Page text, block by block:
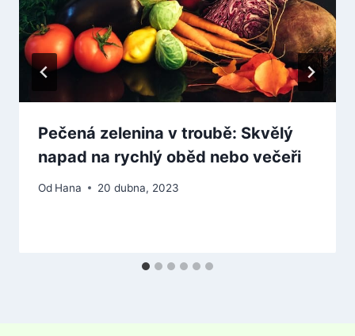
Pečená zelenina v troubě: Skvělý
napad na rychlý oběd nebo večeři
Od Hana 20 dubna, 2023